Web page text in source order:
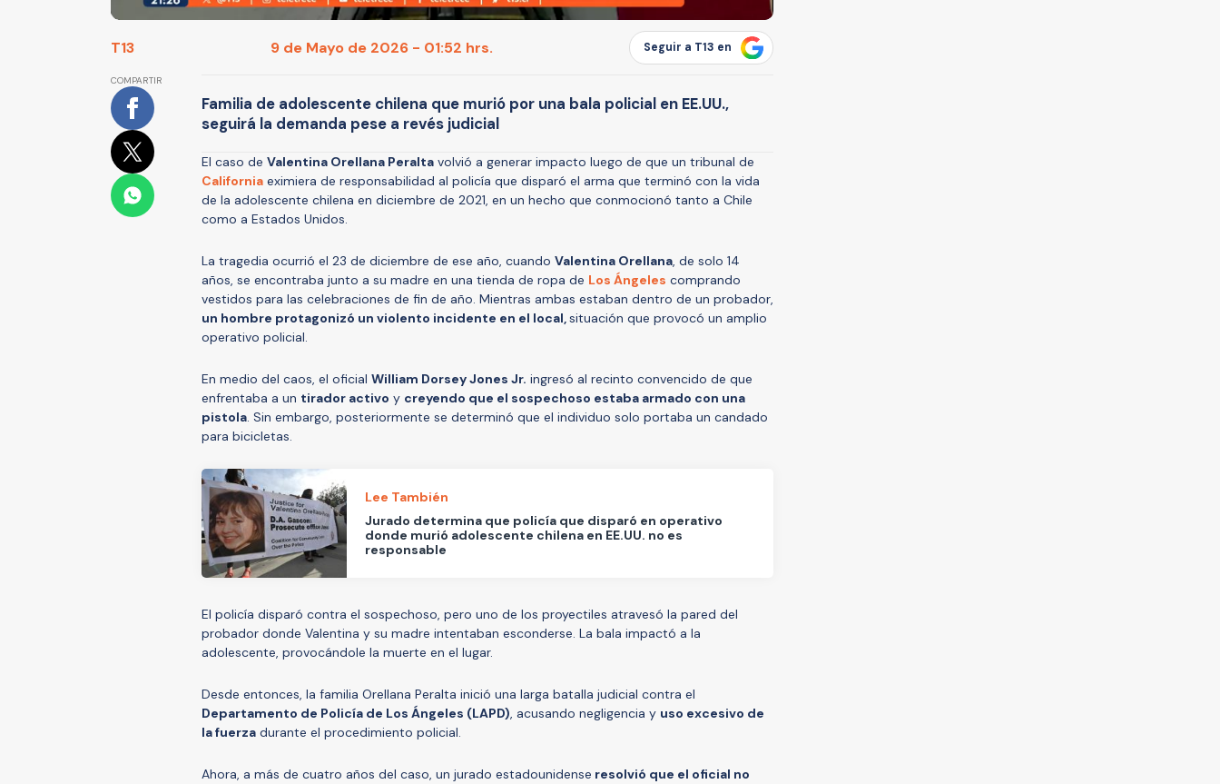
T13 9 de Mayo de 2026 - 01:52 hrs. Seguir a T13 en
COMPARTIR
Familia de adolescente chilena que murió por una bala policial en EE.UU.,
seguirá la demanda pese a revés judicial
El caso de Valentina Orellana Peralta volvió a generar impacto luego de que un tribunal de
California eximiera de responsabilidad al policía que disparó el arma que terminó con la vida
de la adolescente chilena en diciembre de 2021, en un hecho que conmocionó tanto a Chile
como a Estados Unidos.
La tragedia ocurrió el 23 de diciembre de ese año, cuando Valentina Orellana, de solo 14
años, se encontraba junto a su madre en una tienda de ropa de Los Ángeles comprando
vestidos para las celebraciones de fin de año. Mientras ambas estaban dentro de un probador,
un hombre protagonizó un violento incidente en el local,situación que provocó un amplio
operativo policial.
En medio del caos, el oficial William Dorsey Jones Jr. ingresó al recinto convencido de que
enfrentaba a un tirador activo y creyendo que el sospechoso estaba armado con una
pistola. Sin embargo, posteriormente se determinó que el individuo solo portaba un candado
para bicicletas.
Lee También
Jurado determina que policía que disparó en operativo
donde murió adolescente chilena en EE.UU. no es
responsable
El policía disparó contra el sospechoso, pero uno de los proyectiles atravesó la pared del
probador donde Valentina y su madre intentaban esconderse. La bala impactó a la
adolescente, provocándole la muerte en el lugar.
Desde entonces, la familia Orellana Peralta inició una larga batalla judicial contra el
Departamento de Policía de Los Ángeles (LAPD), acusando negligencia y uso excesivo de
la fuerza durante el procedimiento policial.
Ahora, a más de cuatro años del caso, un jurado estadounidense resolvió que el oficial no